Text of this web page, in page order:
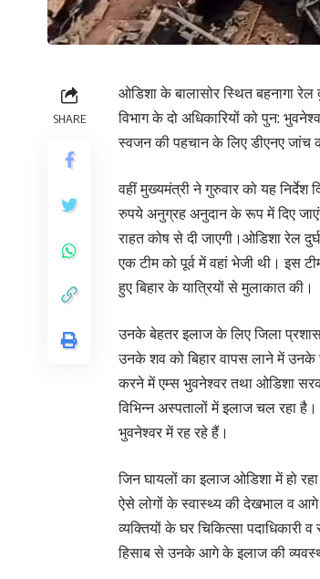
SHARE
ओडिशा के बालासोर स्थित बहनागा
विभाग के दो अधिकारियों को पुन:
स्वजन की पहचान के लिए डीएनए जांच
वहीं मुख्यमंत्री ने गुरुवार को यह
रुपये अनुग्रह अनुदान के रूप में दिए
राहत कोष से दी जाएगी।ओडिशा रेल
एक टीम को पूर्व में वहां भेजी थी। इस
हुए बिहार के यात्रियों से मुलाकात की।
उनके बेहतर इलाज के लिए जिला
उनके शव को बिहार वापस लाने में
करने में एम्स भुवनेश्वर तथा ओडिशा
विभिन्न अस्पतालों में इलाज चल रहा
भुवनेश्वर में रह रहे हैं।
जिन घायलों का इलाज ओडिशा में हो
ऐसे लोगों के स्वास्थ्य की देखभाल व आगे
व्यक्तियों के घर चिकित्सा
हिसाब से उनके आगे के इलाज की